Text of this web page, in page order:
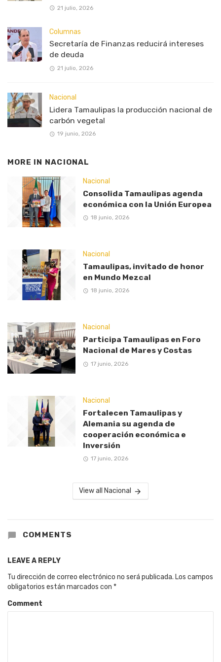
21 julio, 2026
Columnas
Secretaría de Finanzas reducirá intereses
de deuda
21 julio, 2026
Nacional
Lidera Tamaulipas la producción nacional de
carbón vegetal
19 junio, 2026
MORE IN NACIONAL
Nacional
Consolida Tamaulipas agenda
económica con la Unión Europea
18 junio, 2026
Nacional
Tamaulipas, invitado de honor
en Mundo Mezcal
18 junio, 2026
Nacional
Participa Tamaulipas en Foro
Nacional de Mares y Costas
17 junio, 2026
Nacional
Fortalecen Tamaulipas y
Alemania su agenda de
cooperación económica e
Inversión
17 junio, 2026
View all Nacional
COMMENTS
LEAVE A REPLY
Tu dirección de correo electrónico no será publicada. Los campos
obligatorios están marcados con *
Comment